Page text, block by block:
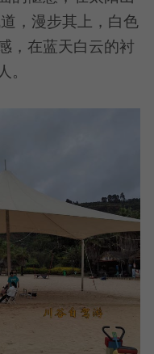
，漫步其上，白色
，在蓝天白云的衬